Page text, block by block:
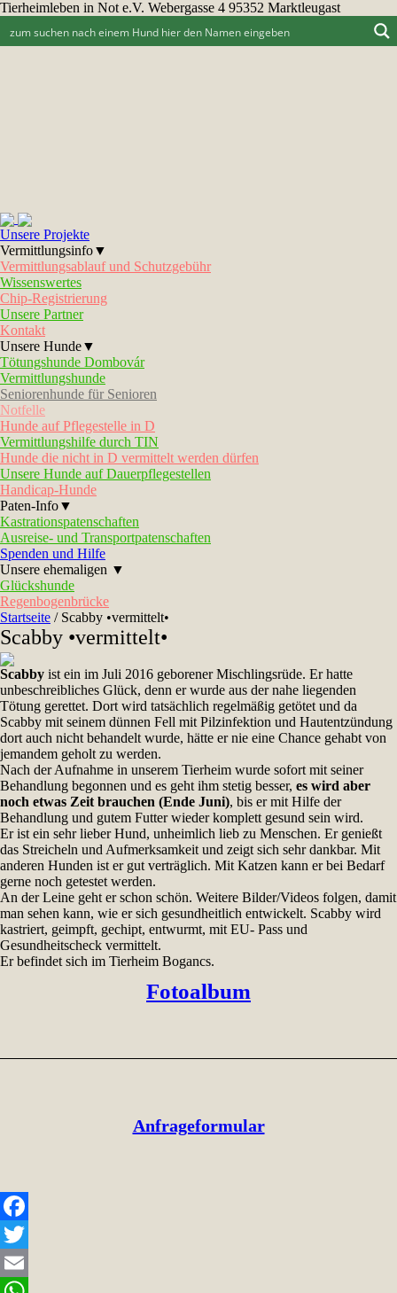
Tierheimleben in Not e.V. Webergasse 4 95352 Marktleugast
Unsere Projekte
Vermittlungsinfo▼
Vermittlungsablauf und Schutzgebühr
Wissenswertes
Chip-Registrierung
Unsere Partner
Kontakt
Unsere Hunde▼
Tötungshunde Dombovár
Vermittlungshunde
Seniorenhunde für Senioren
Notfelle
Hunde auf Pflegestelle in D
Vermittlungshilfe durch TIN
Hunde die nicht in D vermittelt werden dürfen
Unsere Hunde auf Dauerpflegestellen
Handicap-Hunde
Paten-Info▼
Kastrationspatenschaften
Ausreise- und Transportpatenschaften
Spenden und Hilfe
Unsere ehemaligen ▼
Glückshunde
Regenbogenbrücke
Startseite / Scabby •vermittelt•
Scabby •vermittelt•
Scabby ist ein im Juli 2016 geborener Mischlingsrüde. Er hatte
unbeschreibliches Glück, denn er wurde aus der nahe liegenden
Tötung gerettet. Dort wird tatsächlich regelmäßig getötet und da
Scabby mit seinem dünnen Fell mit Pilzinfektion und Hautentzündung
dort auch nicht behandelt wurde, hätte er nie eine Chance gehabt von
jemandem geholt zu werden.
Nach der Aufnahme in unserem Tierheim wurde sofort mit seiner
Behandlung begonnen und es geht ihm stetig besser, es wird aber
noch etwas Zeit brauchen (Ende Juni), bis er mit Hilfe der
Behandlung und gutem Futter wieder komplett gesund sein wird.
Er ist ein sehr lieber Hund, unheimlich lieb zu Menschen. Er genießt
das Streicheln und Aufmerksamkeit und zeigt sich sehr dankbar. Mit
anderen Hunden ist er gut verträglich. Mit Katzen kann er bei Bedarf
gerne noch getestet werden.
An der Leine geht er schon schön. Weitere Bilder/Videos folgen, damit
man sehen kann, wie er sich gesundheitlich entwickelt. Scabby wird
kastriert, geimpft, gechipt, entwurmt, mit EU- Pass und
Gesundheitscheck vermittelt.
Er befindet sich im Tierheim Bogancs.
Fotoalbum
Anfrageformular
Facebook
Twitter